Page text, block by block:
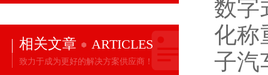
相关文章 ARTICLES
致力于成为更好的解决方案供应商！
数字
化称
子汽